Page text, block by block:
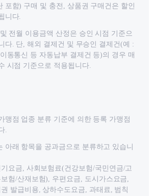
포함) 구매 및 충전, 상품권 구매건은 할인
니다.
전월 이용금액 산정은 승인 시점 기준으
다. 단, 해외 결제건 및 무승인 결제건(예 :
동통신 등 자동납부 결제건 등)의 경우 매
시점 기준으로 적용됩니다.
맹점 업종 분류 기준에 의한 등록 가맹점
.
아래 항목을 공과금으로 분류하고 있습니
기요금, 사회보험료(건강보험/국민연금/고
보험/산재보험), 우편요금, 도시가스요금,
권 발급비용, 상하수도요금, 과태료, 범칙